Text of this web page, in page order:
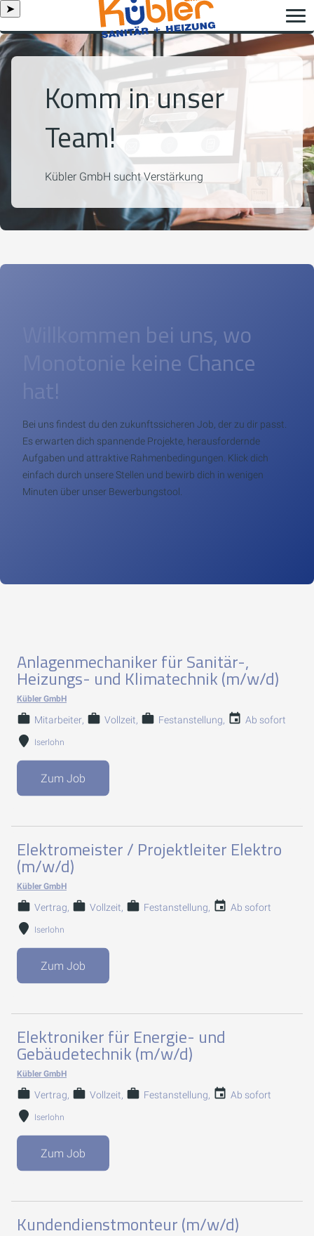
➤
Komm in unser
Team!
Kübler GmbH sucht Verstärkung
Willkommen bei uns, wo
Monotonie keine Chance
hat!
Bei uns findest du den zukunftssicheren Job, der zu dir passt.
Es erwarten dich spannende Projekte, herausfordernde
Aufgaben und attraktive Rahmenbedingungen. Klick dich
einfach durch unsere Stellen und bewirb dich in wenigen
Minuten über unser Bewerbungstool.
Anlagenmechaniker für Sanitär-,
Heizungs- und Klimatechnik (m/w/d)
Kübler GmbH
Mitarbeiter Vollzeit Festanstellung Ab sofort
Iserlohn
Zum Job
Elektromeister / Projektleiter Elektro
(m/w/d)
Kübler GmbH
Vertrag Vollzeit Festanstellung Ab sofort
Iserlohn
Zum Job
Elektroniker für Energie- und
Gebäudetechnik (m/w/d)
Kübler GmbH
Vertrag Vollzeit Festanstellung Ab sofort
Iserlohn
Zum Job
Kundendienstmonteur (m/w/d)